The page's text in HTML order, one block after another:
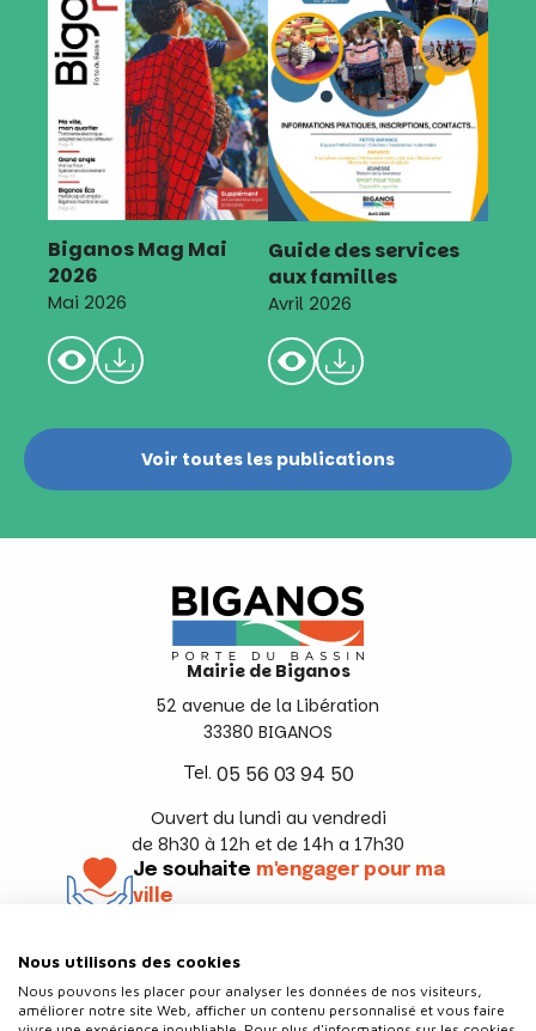
Biganos Mag Mai
2026
Mai 2026
Guide des services
aux familles
Avril 2026
Voir toutes les publications
Mairie de Biganos
52 avenue de la Libération
33380 BIGANOS
Tel. 05 56 03 94 50
Ouvert du lundi au vendredi
de 8h30 à 12h et de 14h a 17h30
Je souhaite m'engager pour ma
ville
Suivez-nous
Nous utilisons des cookies
Nous pouvons les placer pour analyser les données de nos visiteurs,
améliorer notre site Web, afficher un contenu personnalisé et vous faire